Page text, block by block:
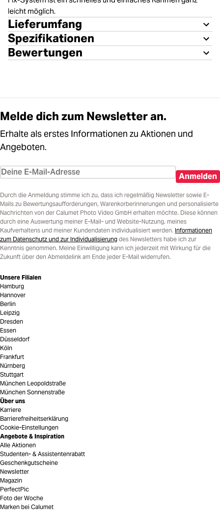
leicht möglich.
Lieferumfang
Spezifikationen
Bewertungen
Melde dich zum Newsletter an.
Erhalte als erstes Informationen zu Aktionen und
Angeboten.
Anmelden
Durch die Anmeldung stimme ich zu, dass ich regelmäßig Newsletter sowie E-
Mails zu Bewertungsaufforderungen, Warenkorberinnerungen und personalisierte
Nachrichten von der Calumet Photo Video GmbH erhalten möchte. Diese können
durch eine Auswertung meiner E-Mail- und Website-Nutzung, meines
Kaufverhaltens und meiner Kundendaten individualisiert werden. Informationen
zum Datenschutz und zur Individualisierung des Newsletters habe ich zur
Kenntnis genommen. Meine Einwilligung kann ich jederzeit mit Wirkung für die
Zukunft über den Abmeldelink am Ende jeder E-Mail widerrufen.
Unsere Filialen
Hamburg
Hannover
Berlin
Leipzig
Dresden
Essen
Düsseldorf
Köln
Frankfurt
Nürnberg
Stuttgart
München Leopoldstraße
München Sonnenstraße
Über uns
Karriere
Barrierefreiheitserklärung
Cookie-Einstellungen
Angebote & Inspiration
Alle Aktionen
Studenten- & Assistentenrabatt
Geschenkgutscheine
Newsletter
Magazin
PerfectPic
Foto der Woche
Marken bei Calumet